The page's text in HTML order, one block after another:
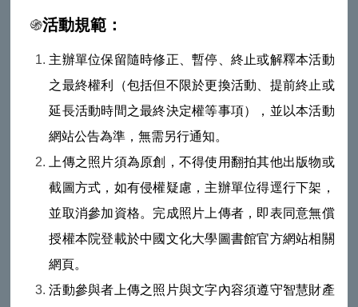
֍活動規範：
主辦單位保留隨時修正、暫停、終止或解釋本活動
之最終權利（包括但不限於更換活動、提前終止或
延長活動時間之最終決定權等事項），並以本活動
網站公告為準，無需另行通知。
上傳之照片須為原創，不得使用翻拍其他出版物或
截圖方式，如有侵權疑慮，主辦單位得逕行下架，
並取消參加資格。完成照片上傳者，即表同意無償
授權本院登載於中國文化大學圖書館官方網站相關
網頁。
活動參與者上傳之照片與文字內容須遵守智慧財產